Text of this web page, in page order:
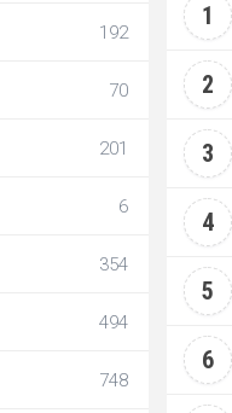
192
70
201
6
354
494
748
1
2
3
4
5
6